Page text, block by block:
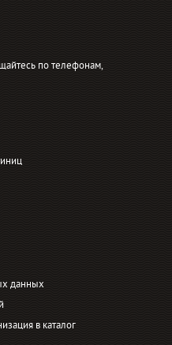
по телефонам,
данных
в каталог